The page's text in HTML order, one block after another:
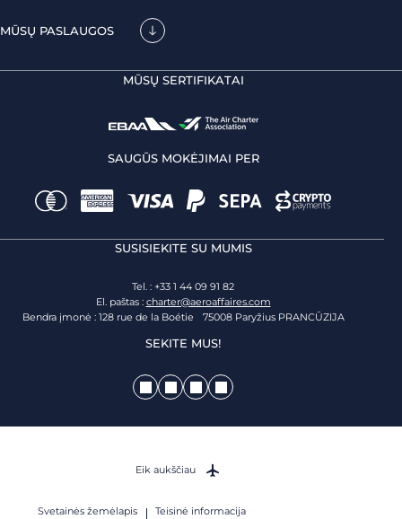
MŪSŲ PASLAUGOS
MŪSŲ SERTIFIKATAI
SAUGŪS MOKĖJIMAI PER
SUSISIEKITE SU MUMIS
Tel. : +33 1 44 09 91 82
El. paštas : charter@aeroaffaires.com
Bendra įmonė : 128 rue de la Boétie 75008 Paryžius PRANCŪZIJA
SEKITE MUS!
Svetainės žemėlapis
Teisinė informacija
Eik aukščiau